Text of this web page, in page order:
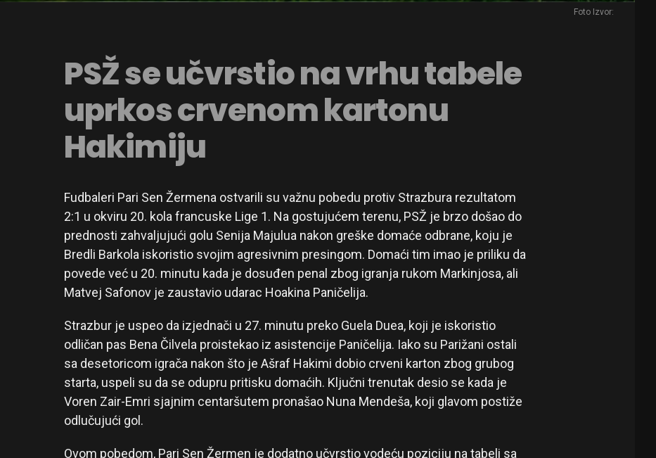
Foto Izvor:
PSŽ se učvrstio na vrhu tabele
uprkos crvenom kartonu
Hakimiju
Fudbaleri Pari Sen Žermena ostvarili su važnu pobedu protiv Strazbura rezultatom
2:1 u okviru 20. kola francuske Lige 1. Na gostujućem terenu, PSŽ je brzo došao do
prednosti zahvaljujući golu Senija Majulua nakon greške domaće odbrane, koju je
Bredli Barkola iskoristio svojim agresivnim presingom. Domaći tim imao je priliku da
povede već u 20. minutu kada je dosuđen penal zbog igranja rukom Markinjosa, ali
Matvej Safonov je zaustavio udarac Hoakina Paničelija.
Strazbur je uspeo da izjednači u 27. minutu preko Guela Duea, koji je iskoristio
odličan pas Bena Čilvela proistekao iz asistencije Paničelija. Iako su Parižani ostali
sa desetoricom igrača nakon što je Ašraf Hakimi dobio crveni karton zbog grubog
starta, uspeli su da se odupru pritisku domaćih. Ključni trenutak desio se kada je
Voren Zair-Emri sjajnim centaršutem pronašao Nuna Mendeša, koji glavom postiže
odlučujući gol.
Ovom pobedom, Pari Sen Žermen je dodatno učvrstio vodeću poziciju na tabeli sa